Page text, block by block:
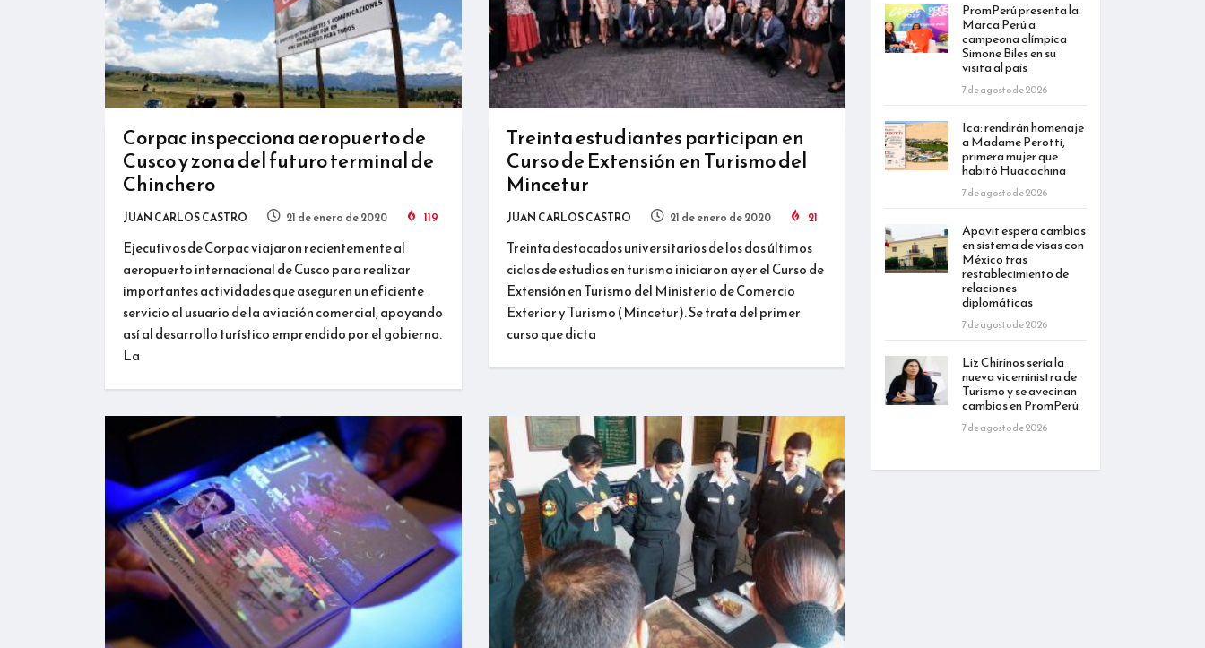
Corpac inspecciona aeropuerto de
Cusco y zona del futuro terminal de
Chinchero
JUAN CARLOS CASTRO 21 de enero de 2020 119
Ejecutivos de Corpac viajaron recientemente al
aeropuerto internacional de Cusco para realizar
importantes actividades que aseguren un eficiente
servicio al usuario de la aviación comercial, apoyando
así al desarrollo turístico emprendido por el gobierno.
La
Treinta estudiantes participan en
Curso de Extensión en Turismo del
Mincetur
JUAN CARLOS CASTRO 21 de enero de 2020 21
Treinta destacados universitarios de los dos últimos
ciclos de estudios en turismo iniciaron ayer el Curso de
Extensión en Turismo del Ministerio de Comercio
Exterior y Turismo (Mincetur). Se trata del primer
curso que dicta
PromPerú presenta la
Marca Perú a
campeona olímpica
Simone Biles en su
visita al país
7 de agosto de 2026
Ica: rendirán homenaje
a Madame Perotti,
primera mujer que
habitó Huacachina
7 de agosto de 2026
Apavit espera cambios
en sistema de visas con
México tras
restablecimiento de
relaciones
diplomáticas
7 de agosto de 2026
Liz Chirinos sería la
nueva viceministra de
Turismo y se avecinan
cambios en PromPerú
7 de agosto de 2026